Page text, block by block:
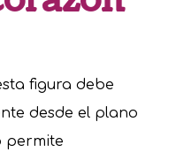
figura debe
desde el plano
permite